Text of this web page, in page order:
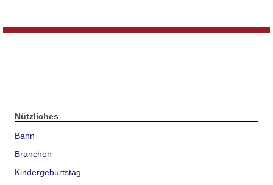
Nützliches
Bahn
Branchen
Kindergeburtstag